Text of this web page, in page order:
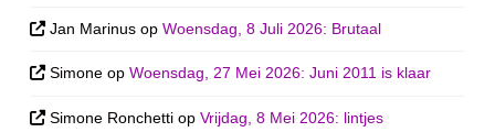
Jan Marinus opWoensdag, 8 Juli 2026: Brutaal
Simone opWoensdag, 27 Mei 2026: Juni 2011 is klaar
Simone Ronchetti opVrijdag, 8 Mei 2026: lintjes